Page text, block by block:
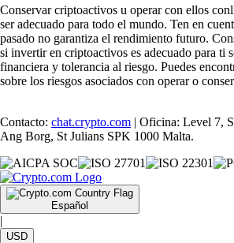
Conservar criptoactivos u operar con ellos
ser adecuado para todo el mundo. Ten en
pasado no garantiza el rendimiento futuro.
si invertir en criptoactivos es adecuado para ti
financiera y tolerancia al riesgo. Puedes
sobre los riesgos asociados con operar o
Contacto: chat.crypto.com | Oficina: Level 7,
Ang Borg, St Julians SPK 1000 Malta.
Español
|
USD